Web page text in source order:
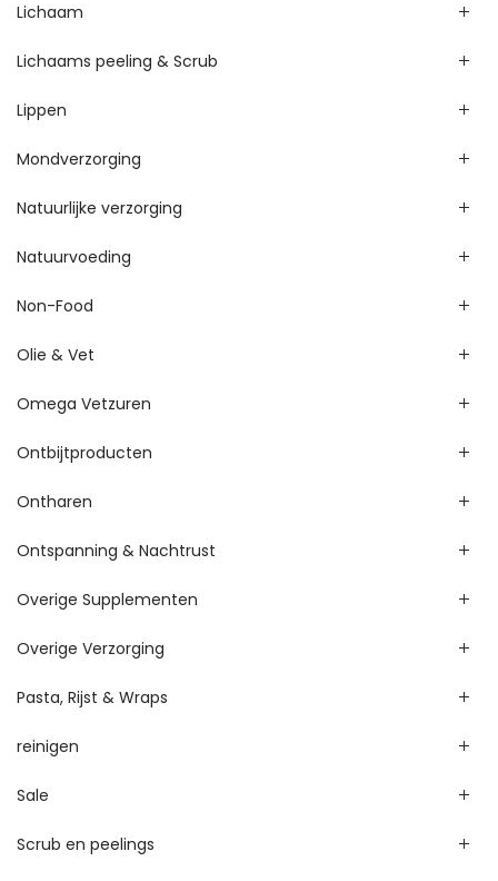
Lichaam
Lichaams peeling & Scrub
Lippen
Mondverzorging
Natuurlijke verzorging
Natuurvoeding
Non-Food
Olie & Vet
Omega Vetzuren
Ontbijtproducten
Ontharen
Ontspanning & Nachtrust
Overige Supplementen
Overige Verzorging
Pasta, Rijst & Wraps
reinigen
Sale
Scrub en peelings